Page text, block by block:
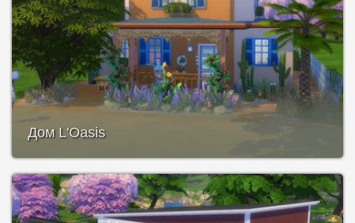
Дом L'Oasis